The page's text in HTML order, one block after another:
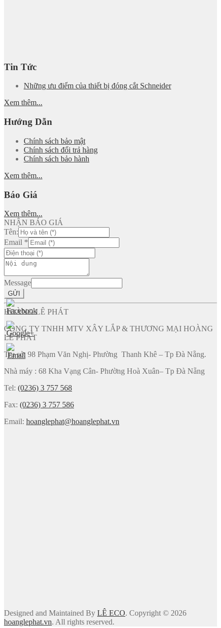
Tin Tức
Những ưu điểm của thiết bị đóng cắt Schneider
Xem thêm...
Hướng Dẫn
Chính sách bảo mật
Chính sách đổi trả hàng
Chính sách bảo hành
Xem thêm...
Báo Giá
Xem thêm...
NHẬN BÁO GIÁ
Tên:
Email *
Message
GỬI
HOÀNG LÊ PHÁT
CÔNG TY TNHH MTV XÂY LẮP & THƯƠNG MẠI HOÀNG
LÊ PHÁT
Trụ sở: 98 Phạm Văn Nghị- Phường Thanh Khê – Tp Đà Nẵng.
Nhà máy : 68 Kha Vạng Cân- Phường Hoà Xuân– Tp Đà Nẵng
Tel: (0236) 3 757 568
Fax: (0236) 3 757 586
Email: hoanglephat@hoanglephat.vn
Designed and Maintained By LÊ ECO. Copyright © 2026
hoanglephat.vn. All rights reserved.